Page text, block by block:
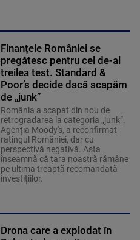
Finanțele României se
pregătesc pentru cel de-al
treilea test. Standard &
Poor’s decide dacă scapăm
de „junk”
România a scapat din nou de
retrogradarea la categoria „junk”.
Agenția Moody's, a reconfirmat
ratingul României, dar cu
perspectivă negativă. Asta
înseamnă că țara noastră rămâne
pe ultima treaptă recomandată
investițiilor.
Drona care a explodat în